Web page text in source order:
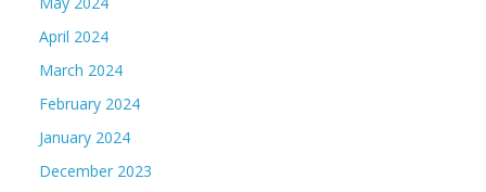
April 2024
March 2024
February 2024
January 2024
December 2023